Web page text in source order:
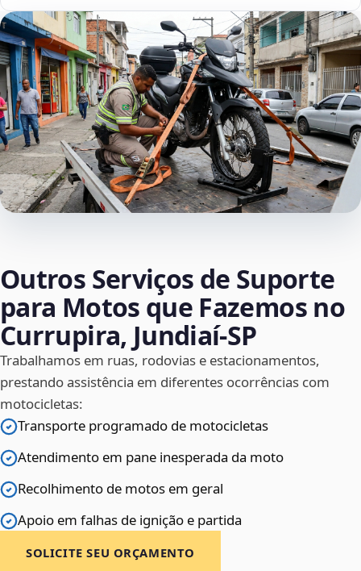
Outros Serviços de Suporte
para Motos que Fazemos no
Currupira, Jundiaí‑SP
Trabalhamos em ruas, rodovias e estacionamentos,
prestando assistência em diferentes ocorrências com
motocicletas:
Transporte programado de motocicletas
Atendimento em pane inesperada da moto
Recolhimento de motos em geral
Apoio em falhas de ignição e partida
SOLICITE SEU ORÇAMENTO